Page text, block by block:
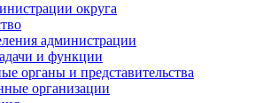
округа
администрации
и функции
органы и представительства
организации